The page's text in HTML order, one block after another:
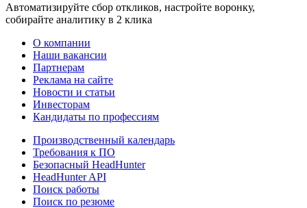
Автоматизируйте сбор откликов, настройте воронку,
собирайте аналитику в 2 клика
О компании
Наши вакансии
Партнерам
Реклама на сайте
Новости и статьи
Инвесторам
Кандидаты по профессиям
Производственный календарь
Требования к ПО
Безопасный HeadHunter
HeadHunter API
Поиск работы
Поиск по резюме